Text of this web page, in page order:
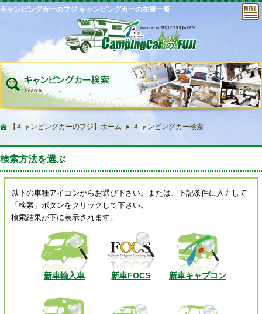
キャンピングカーのフジ キャンピングカーの在庫一覧
【キャンピングカーのフジ】ホーム キャンピングカー検索
検索方法を選ぶ
以下の車種アイコンからお選び下さい。または、下記条件に入力して
「検索」ボタンをクリックして下さい。
検索結果が下に表示されます。
新車輸入車 新車FOCS 新車キャブコン